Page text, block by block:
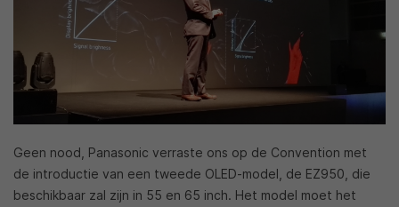
Geen nood, Panasonic verraste ons op de Convention met
de introductie van een tweede OLED-model, de EZ950, die
beschikbaar zal zijn in 55 en 65 inch. Het model moet het